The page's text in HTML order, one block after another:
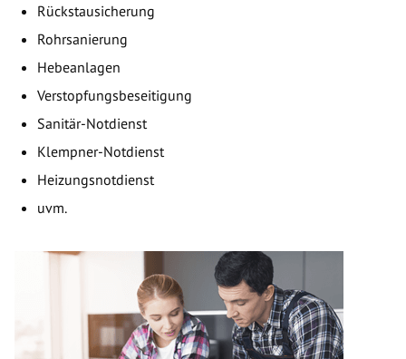
Rückstausicherung
Rohrsanierung
Hebeanlagen
Verstopfungsbeseitigung
Sanitär-Notdienst
Klempner-Notdienst
Heizungsnotdienst
uvm.